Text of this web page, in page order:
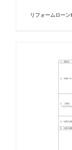
リフォームロー